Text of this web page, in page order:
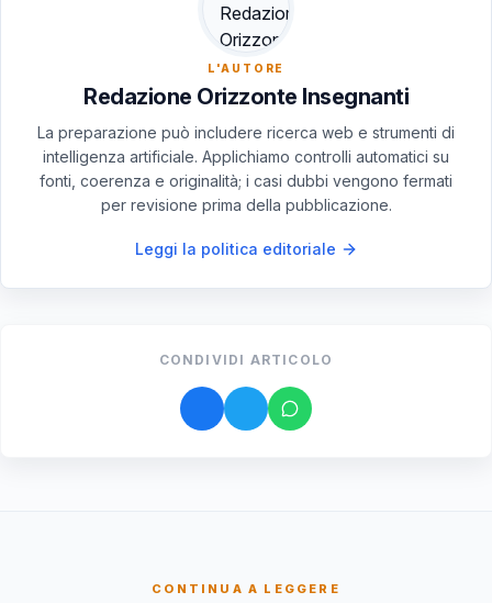
L'AUTORE
Redazione Orizzonte Insegnanti
La preparazione può includere ricerca web e strumenti di
intelligenza artificiale. Applichiamo controlli automatici su
fonti, coerenza e originalità; i casi dubbi vengono fermati
per revisione prima della pubblicazione.
Leggi la politica editoriale
CONDIVIDI ARTICOLO
CONTINUA A LEGGERE